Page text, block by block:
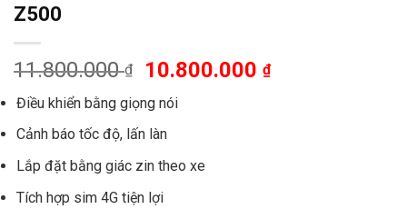
Z500
11.800.000₫ 10.800.000₫
Điều khiển bằng giọng nói
Cảnh báo tốc độ, lấn làn
Lắp đặt bằng giác zin theo xe
Tích hợp sim 4G tiện lợi